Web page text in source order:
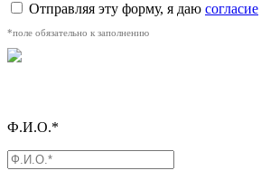
Отправляя эту форму, я даю согласие
*поле обязательно к заполнению
Ф.И.О.*